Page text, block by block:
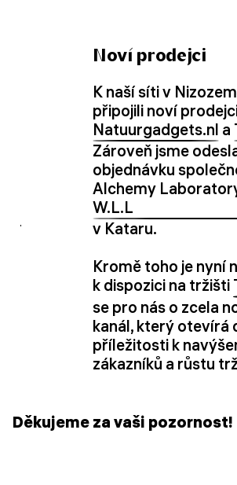
Noví prodejci
K naší síti v
připojili noví
Natuurgadgets.nl a
Zároveň jsme
objednávku
Alchemy
W.L.L
v Kataru.
Kromě toho je nyní
k dispozici na tržišti
se pro nás o zcela
kanál, který otevírá
příležitosti k
zákazníků a růstu
Děkujeme za vaši pozornost!